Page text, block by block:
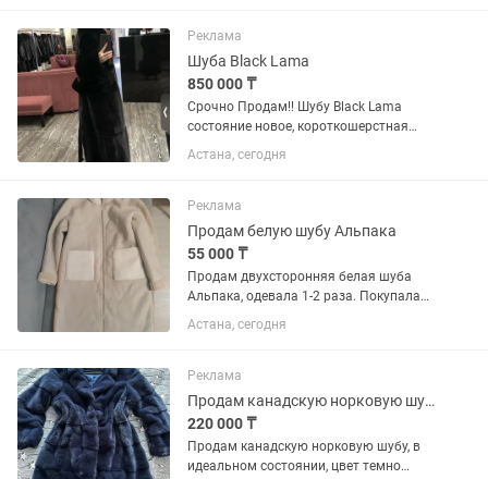
Реклама
Шуба Black Lama
850 000 ₸
Срочно Продам!! Шубу Black Lama
состояние новое, короткошерстная
шуба с плотным мехом Цвет: черный
бриллиант Выкупали прямиком из
вариант в подарок или на приданое...
Астана, сегодня
Реклама
Продам белую шубу Альпака
55 000 ₸
Продам двухсторонняя белая шуба
Альпака, одевала 1-2 раза. Покупала
за 90.000
Астана, сегодня
Реклама
Продам канадскую норковую шубу
220 000 ₸
Продам канадскую норковую шубу, в
идеальном состоянии, цвет темно